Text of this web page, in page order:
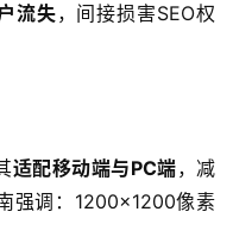
流失，间接损害SEO权
适配移动端与PC端，减
强调：1200×1200像素